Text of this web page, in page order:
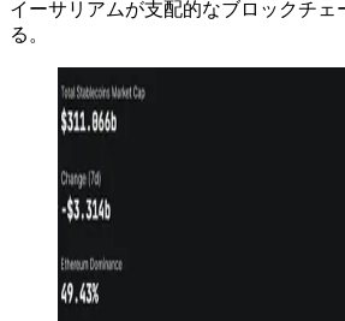
イーサリアムが支配的なブロックチェ
る。